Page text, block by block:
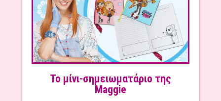
Το μίνι-σημειωματάριο της
Maggie